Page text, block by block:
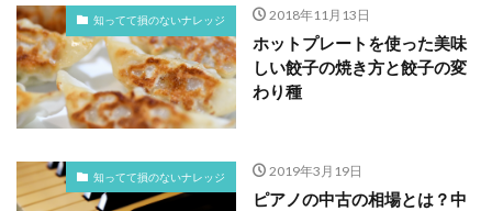
知ってて損のないナレッジ 2018年11月13日
ホットプレートを使った美味
しい餃子の焼き方と餃子の変
わり種
知ってて損のないナレッジ 2019年3月19日
ピアノの中古の相場とは？中